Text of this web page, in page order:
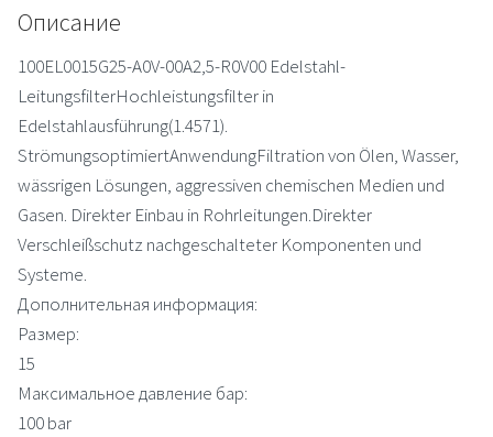
Описание
100EL0015G25-A0V-00A2,5-R0V00 Edelstahl-
LeitungsfilterHochleistungsfilter in
Edelstahlausführung(1.4571).
StrömungsoptimiertAnwendungFiltration von Ölen, Wasser,
wässrigen Lösungen, aggressiven chemischen Medien und
Gasen. Direkter Einbau in Rohrleitungen.Direkter
Verschleißschutz nachgeschalteter Komponenten und
Systeme.
Дополнительная информация:
Размер:
15
Максимальное давление бар:
100 bar